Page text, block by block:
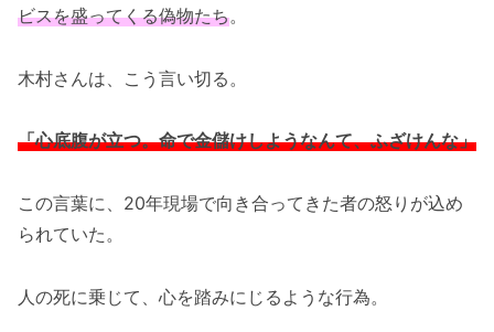
ビスを盛ってくる偽物たち。
木村さんは、こう言い切る。
「心底腹が立つ。命で金儲けしようなんて、ふざけんな」
この言葉に、20年現場で向き合ってきた者の怒りが込め
られていた。
人の死に乗じて、心を踏みにじるような行為。